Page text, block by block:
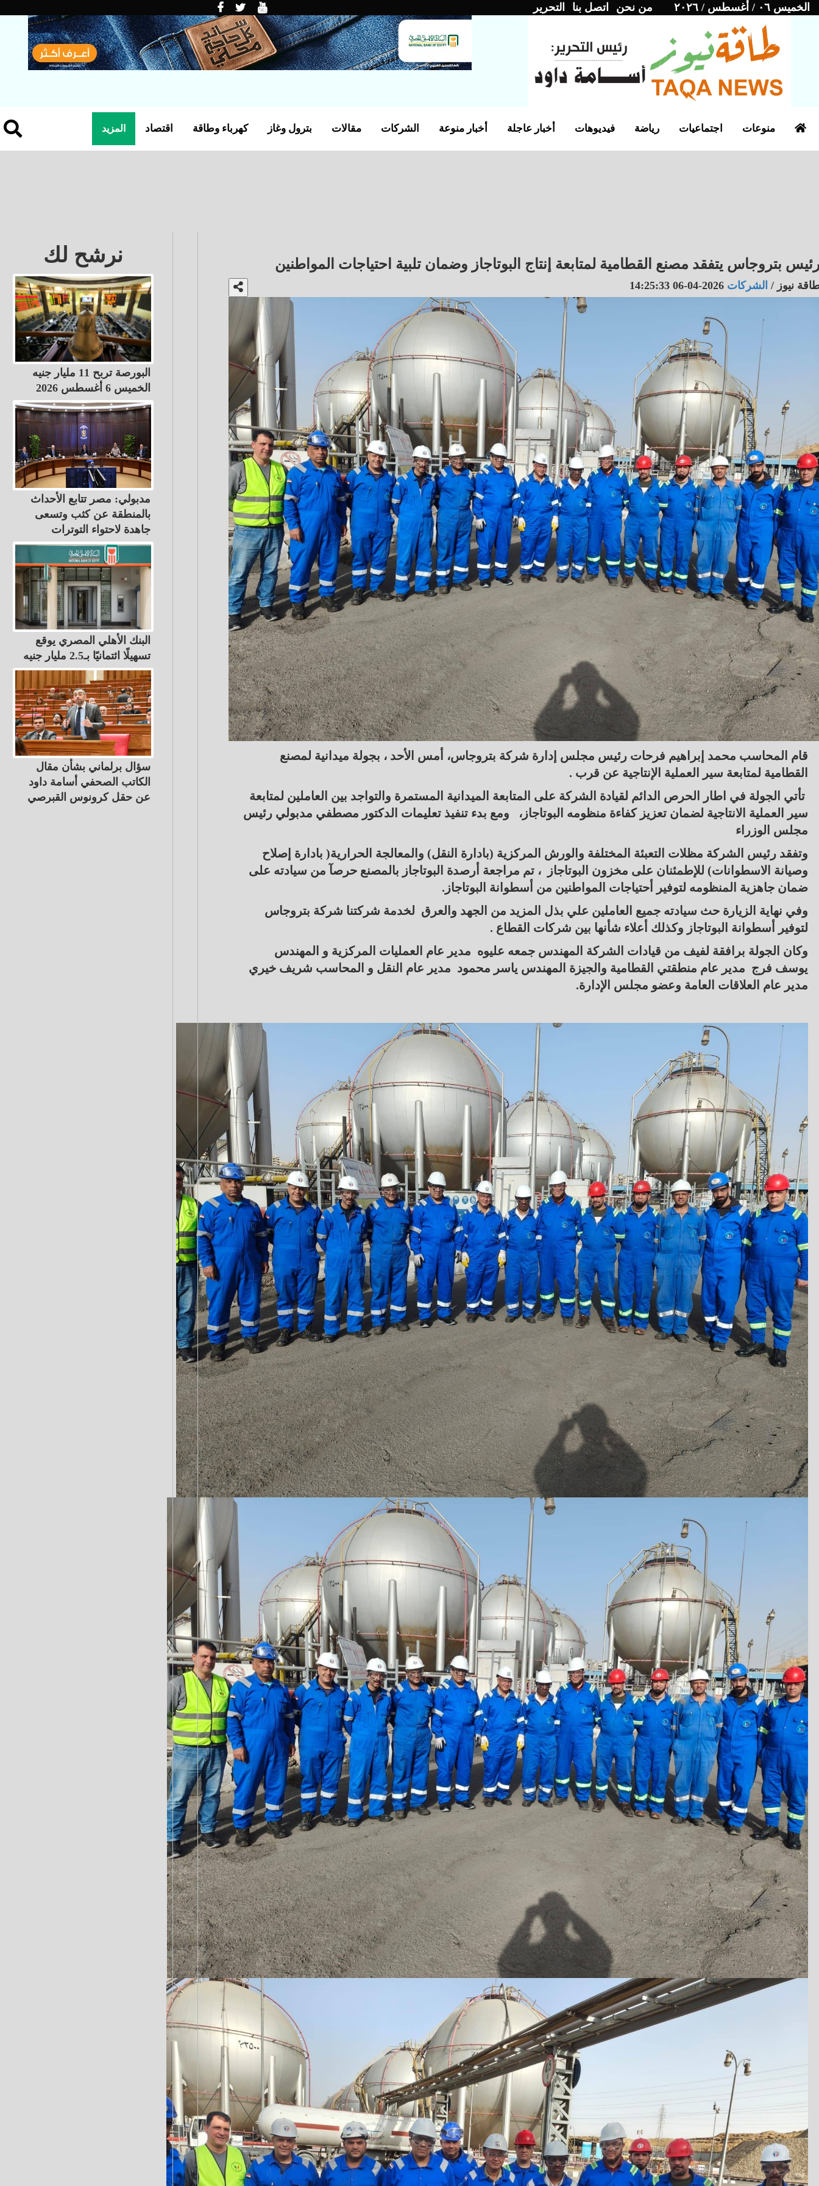
الخميس ٠٦ / أغسطس / ٢٠٢٦ من نحن اتصل بنا التحرير
المزيد اقتصاد كهرباء وطاقة بترول وغاز مقالات الشركات أخبار منوعة أخبار عاجلة فيديوهات رياضة اجتماعيات منوعات
بتروجاس يتفقد مصنع القطامية لمتابعة إنتاج البوتاجاز وضمان تلبية احتياجات المواطنين
نيوز / الشركات2026-04-06 14:25:33
قام المحاسب محمد إبراهيم فرحات رئيس مجلس إدارة شركة بتروجاس، أمس الأحد ، بجولة ميدانية لمصنع
القطامية لمتابعة سير العملية الإنتاجية عن قرب .
تأتي الجولة في اطار الحرص الدائم لقيادة الشركة على المتابعة الميدانية المستمرة والتواجد بين العاملين لمتابعة
سير العملية الانتاجية لضمان تعزيز كفاءة منظومه البوتاجاز، ومع بدء تنفيذ تعليمات الدكتور مصطفي مدبولي رئيس
مجلس الوزراء
وتفقد رئيس الشركة مظلات التعبئة المختلفة والورش المركزية (بادارة النقل) والمعالجة الحرارية( بادارة إصلاح
وصيانة الاسطوانات) للإطمئنان على مخزون البوتاجاز ، تم مراجعة أرصدة البوتاجاز بالمصنع حرصآ من سيادته على
ضمان جاهزية المنظومه لتوفير أحتياجات المواطنين من أسطوانة البوتاجاز.
وفي نهاية الزيارة حث سيادته جميع العاملين علي بذل المزيد من الجهد والعرق لخدمة شركتنا شركة بتروجاس
لتوفير أسطوانة البوتاجاز وكذلك أعلاء شأنها بين شركات القطاع .
وكان الجولة برافقة لفيف من قيادات الشركة المهندس جمعه عليوه مدير عام العمليات المركزية و المهندس
يوسف فرج مدير عام منطقتي القطامية والجيزة المهندس ياسر محمود مدير عام النقل و المحاسب شريف خيري
مدير عام العلاقات العامة وعضو مجلس الإدارة.
نرشح لك
البورصة تربح 11 مليار جنيه
الخميس 6 أغسطس 2026
مدبولي: مصر تتابع الأحداث
بالمنطقة عن كثب وتسعى
جاهدة لاحتواء التوترات
البنك الأهلي المصري يوقع
تسهيلًا ائتمانيًا بـ2.5 مليار جنيه
سؤال برلماني بشأن مقال
الكاتب الصحفي أسامة داود
عن حقل كرونوس القبرصي